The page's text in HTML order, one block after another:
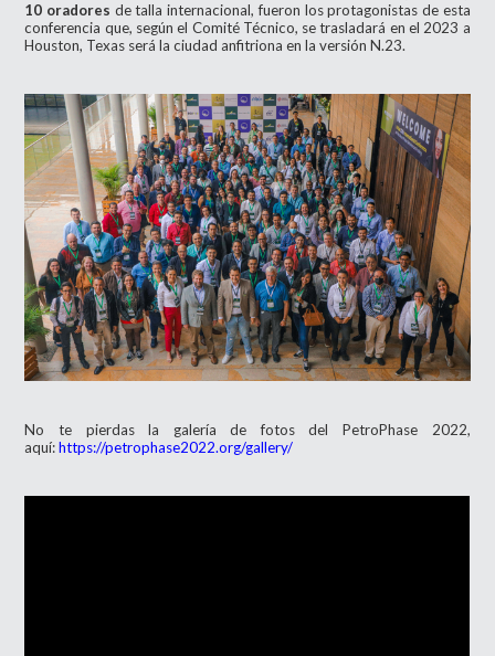
10 oradores de talla internacional, fueron los protagonistas de esta
conferencia que, según el Comité Técnico, se trasladará en el 2023 a
Houston, Texas será la ciudad anfitriona en la versión N.23.
No te pierdas la galería de fotos del PetroPhase 2022,
aquí:https://petrophase2022.org/gallery/